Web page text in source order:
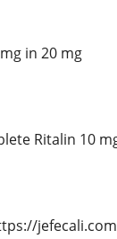
in 20 mg
Ritalin 10